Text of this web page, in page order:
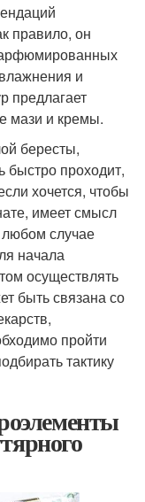
правило, он
и
предлагает
мази и кремы.
бересты,
проходит,
хочется, чтобы
имеет смысл
случае
начала
осуществлять
быть связана со
пройти
тактику